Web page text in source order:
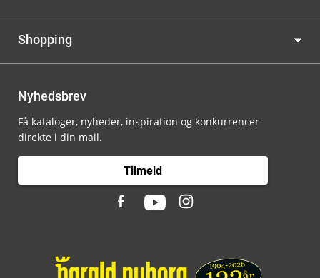
Shopping
Nyhedsbrev
Få kataloger, nyheder, inspiration og konkurrencer
direkte i din mail.
Tilmeld